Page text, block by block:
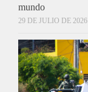
mundo
29 DE JULIO DE 2026